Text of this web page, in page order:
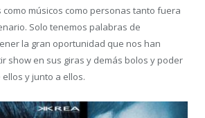
músicos como personas tanto fuera
Solo tenemos palabras de
la gran oportunidad que nos han
show en sus giras y demás bolos y poder
y junto a ellos.